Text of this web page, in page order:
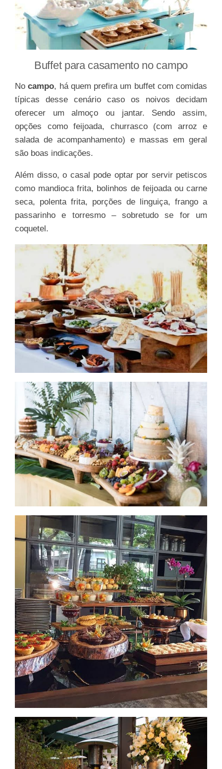
Buffet para casamento no campo
No campo, há quem prefira um buffet com comidas
típicas desse cenário caso os noivos decidam
oferecer um almoço ou jantar. Sendo assim,
opções como feijoada, churrasco (com arroz e
salada de acompanhamento) e massas em geral
são boas indicações.
Além disso, o casal pode optar por servir petiscos
como mandioca frita, bolinhos de feijoada ou carne
seca, polenta frita, porções de linguiça, frango a
passarinho e torresmo – sobretudo se for um
coquetel.